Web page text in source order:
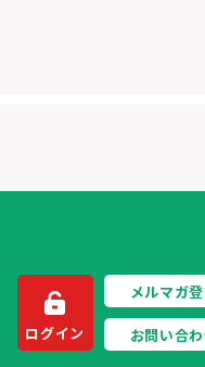
ログイン
メルマガ
お問い合